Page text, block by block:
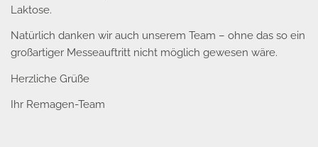
Laktose.
Natürlich danken wir auch unserem Team – ohne das so ein
großartiger Messeauftritt nicht möglich gewesen wäre.
Herzliche Grüße
Ihr Remagen-Team